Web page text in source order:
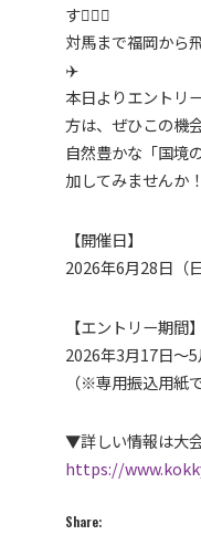
す🏃‍♂️✨
対馬まで福岡から
✈️
本日よりエントリ
方は、ぜひこの機
自然豊かな「国境
加してみませんか！
【開催日】
2026年6月28日（日
【エントリー期間】
2026年3月17日〜
（※専用振込用紙
▼詳しい情報は大
https://
Share: